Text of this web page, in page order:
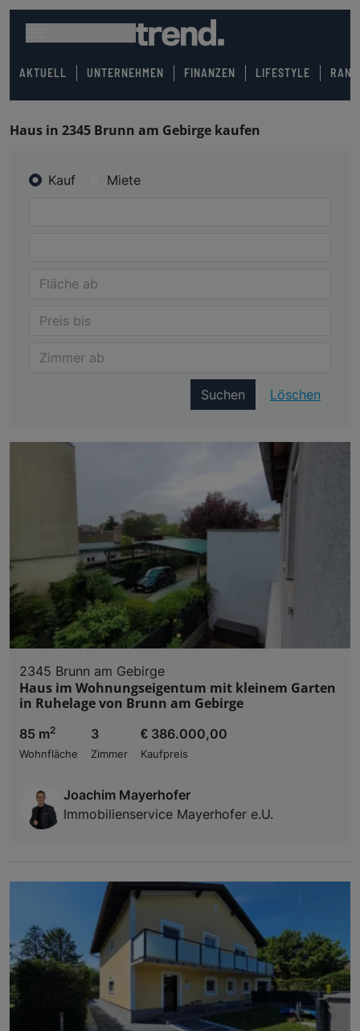
AKTUELL UNTERNEHMEN FINANZEN LIFESTYLE
Haus in 2345 Brunn am Gebirge kaufen
Kauf Miete
Suchen Löschen
2345 Brunn am Gebirge
Haus im Wohnungseigentum mit kleinem Garten
in Ruhelage von Brunn am Gebirge
85 m2
Wohnfläche
3
Zimmer
€ 386.000,00
Kaufpreis
Joachim Mayerhofer
Immobilienservice Mayerhofer e.U.